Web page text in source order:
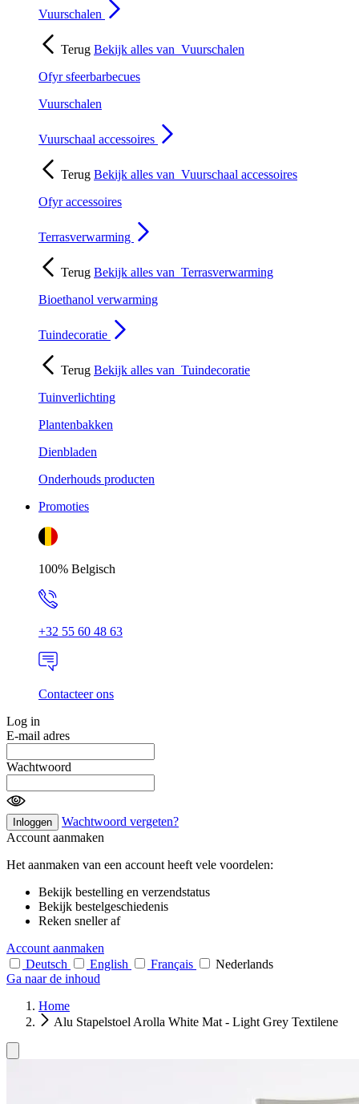
Vuurschalen
Terug Bekijk alles van Vuurschalen
Ofyr sfeerbarbecues
Vuurschalen
Vuurschaal accessoires
Terug Bekijk alles van Vuurschaal accessoires
Ofyr accessoires
Terrasverwarming
Terug Bekijk alles van Terrasverwarming
Bioethanol verwarming
Tuindecoratie
Terug Bekijk alles van Tuindecoratie
Tuinverlichting
Plantenbakken
Dienbladen
Onderhouds producten
Promoties
100% Belgisch
+32 55 60 48 63
Contacteer ons
Log in
E-mail adres
Wachtwoord
Inloggen
Wachtwoord vergeten?
Account aanmaken
Het aanmaken van een account heeft vele voordelen:
Bekijk bestelling en verzendstatus
Bekijk bestelgeschiedenis
Reken sneller af
Account aanmaken
Deutsch
English Français
Nederlands
Ga naar de inhoud
Home
Alu Stapelstoel Arolla White Mat - Light Grey Textilene